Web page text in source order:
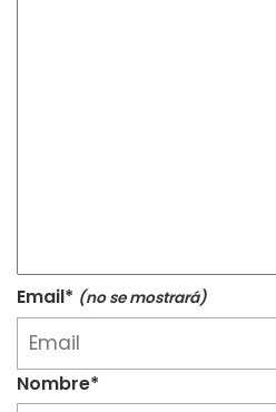
Email* (no se mostrará)
Nombre*